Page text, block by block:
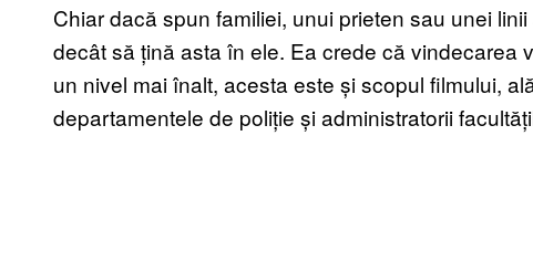
Chiar dacă spun familiei, unui prieten sau unei
decât să țină asta în ele. Ea crede că vindecarea
un nivel mai înalt, acesta este și scopul filmului,
departamentele de poliție și administratorii